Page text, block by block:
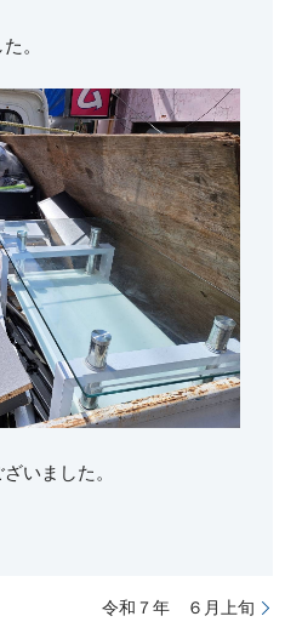
。
いました。
令和７年 ６月上旬